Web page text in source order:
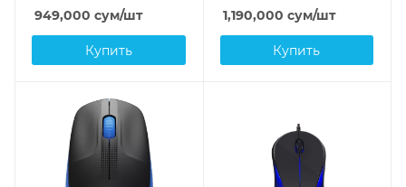
949,000 сум/шт
Купить
1,190,000 сум/шт
Купить